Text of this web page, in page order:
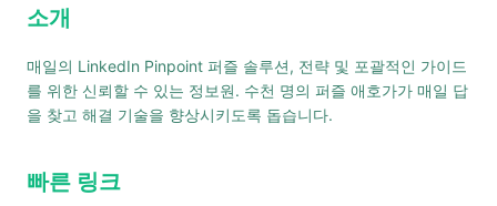
소개
매일의 LinkedIn Pinpoint 퍼즐 솔루션, 전략 및 포괄적인 가이드
를 위한 신뢰할 수 있는 정보원. 수천 명의 퍼즐 애호가가 매일 답
을 찾고 해결 기술을 향상시키도록 돕습니다.
빠른 링크